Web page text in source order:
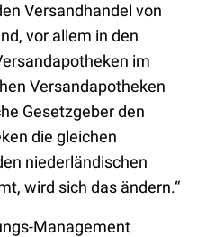
Versandhandel von
vor allem in den
im
Versandapotheken
Gesetzgeber den
die gleichen
niederländischen
wird sich das ändern.“
Management